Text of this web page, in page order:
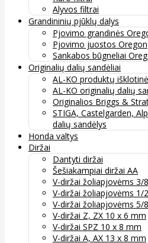
Alyvos filtrai
Grandininių pjūklų dalys
Pjovimo grandinės
Pjovimo juostos Oregon
Sankabos būgneliai
Originalių dalių sandėliai
AL-KO produktų
AL-KO originalių dalių
Originalios Briggs &
STIGA, Castelgarden,
dalių sandėlys
Honda valtys
Diržai
Dantyti diržai
Šešiakampiai diržai AA
V-diržai žoliapjovėms 3/
V-diržai žoliapjovėms 1/
V-diržai žoliapjovėms 5/
V-diržai Z, ZX 10 x 6 mm
V-diržai SPZ 10 x 8 mm
V-diržai A, AX 13 x 8 mm